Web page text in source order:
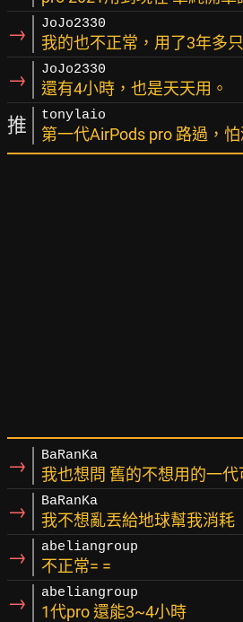
→ JoJo2330
我的也不正常，用了3年多
→ JoJo2330
還有4小時，也是天天用。
推 tonylaio
第一代AirPods pro 路過，
→ BaRanKa
我也想問 舊的不想用的一
→ BaRanKa
我不想亂丟給地球幫我消耗
→ abeliangroup
不正常= =
→ abeliangroup
1代pro 還能3~4小時